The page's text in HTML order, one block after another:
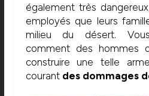
également très
employés que leurs
milieu du désert.
comment des hommes
construire une telle
courant des dommages